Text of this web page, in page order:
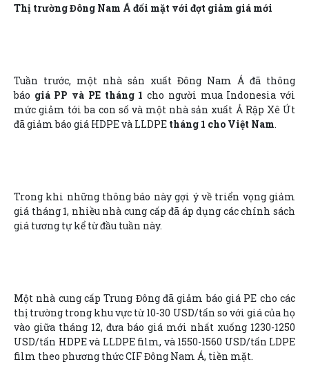
Thị trường Đông Nam Á đối mặt với đợt giảm giá mới
Tuần trước, một nhà sản xuất Đông Nam Á đã thông
báo giá PP và PE tháng 1 cho người mua Indonesia với
mức giảm tới ba con số và một nhà sản xuất Ả Rập Xê Út
đã giảm báo giá HDPE và LLDPE tháng 1 cho Việt Nam.
Trong khi những thông báo này gợi ý về triển vọng giảm
giá tháng 1, nhiều nhà cung cấp đã áp dụng các chính sách
giá tương tự kể từ đầu tuần này.
Một nhà cung cấp Trung Đông đã giảm báo giá PE cho các
thị trường trong khu vực từ 10-30 USD/tấn so với giá của họ
vào giữa tháng 12, đưa báo giá mới nhất xuống 1230-1250
USD/tấn HDPE và LLDPE film, và 1550-1560 USD/tấn LDPE
film theo phương thức CIF Đông Nam Á, tiền mặt.